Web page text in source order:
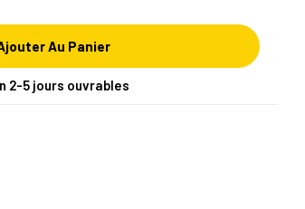
Au Panier
2-5 jours ouvrables